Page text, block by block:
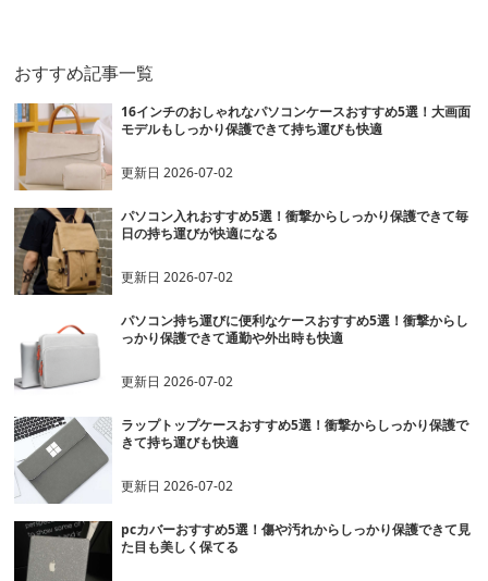
おすすめ記事一覧
16インチのおしゃれなパソコンケースおすすめ5選！大画面
モデルもしっかり保護できて持ち運びも快適
更新日2026-07-02
パソコン入れおすすめ5選！衝撃からしっかり保護できて毎
日の持ち運びが快適になる
更新日2026-07-02
パソコン持ち運びに便利なケースおすすめ5選！衝撃からし
っかり保護できて通勤や外出時も快適
更新日2026-07-02
ラップトップケースおすすめ5選！衝撃からしっかり保護で
きて持ち運びも快適
更新日2026-07-02
pcカバーおすすめ5選！傷や汚れからしっかり保護できて見
た目も美しく保てる